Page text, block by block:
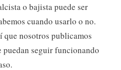
o bajista puede ser
cuando usarlo o no.
que nosotros publicamos
puedan seguir funcionando